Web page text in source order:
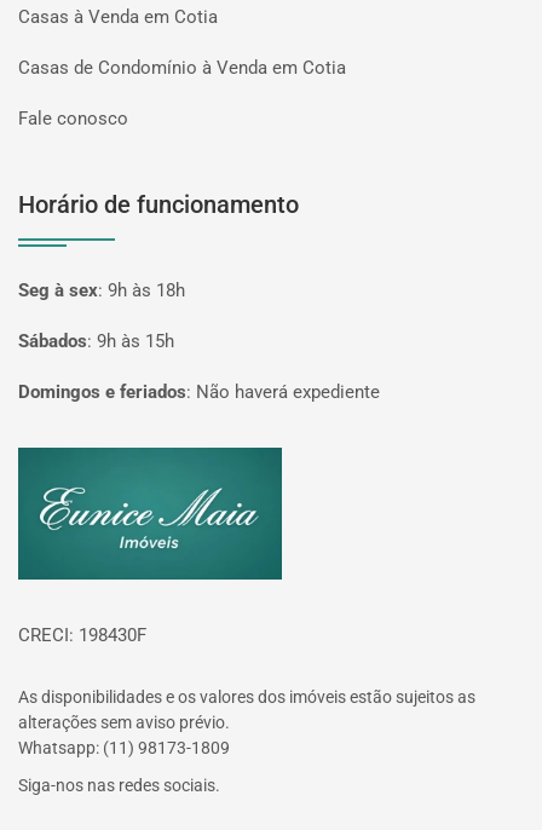
Casas à Venda em Cotia
Casas de Condomínio à Venda em Cotia
Fale conosco
Horário de funcionamento
Seg à sex: 9h às 18h
Sábados: 9h às 15h
Domingos e feriados: Não haverá expediente
CRECI: 198430F
As disponibilidades e os valores dos imóveis estão sujeitos as
alterações sem aviso prévio.
Whatsapp: (11) 98173-1809
Siga-nos nas redes sociais.